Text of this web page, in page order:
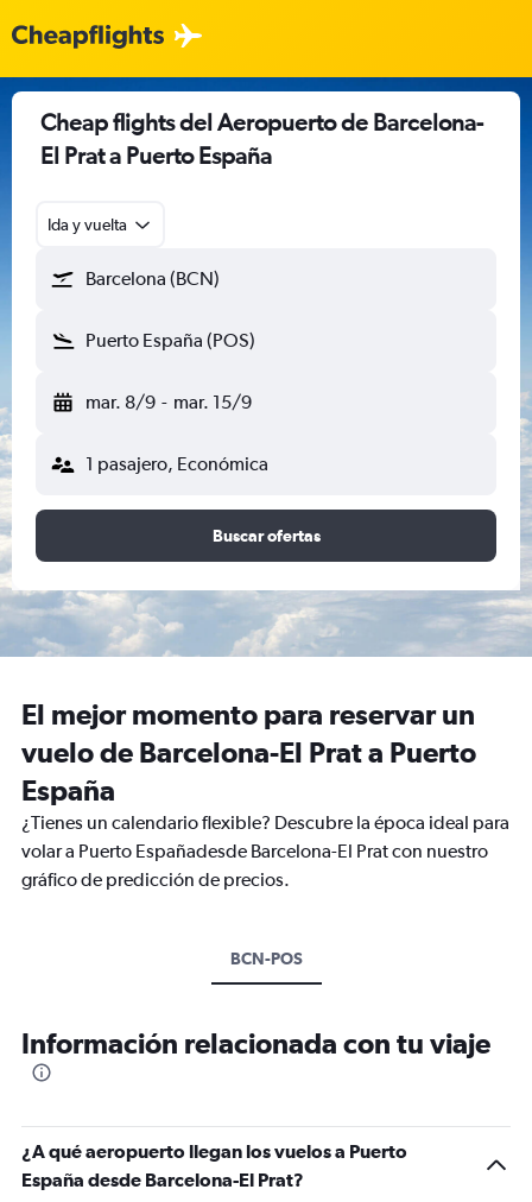
Cheap flights del Aeropuerto de Barcelona-
El Prat a Puerto España
Ida y vuelta
Barcelona (BCN)
Puerto España (POS)
mar. 8/9 - mar. 15/9
1 pasajero, Económica
Buscar ofertas
El mejor momento para reservar un
vuelo de Barcelona-El Prat a Puerto
España
¿Tienes un calendario flexible? Descubre la época ideal para
volar a Puerto Españadesde Barcelona-El Prat con nuestro
gráfico de predicción de precios.
BCN-POS
Información relacionada con tu viaje
¿A qué aeropuerto llegan los vuelos a Puerto
España desde Barcelona-El Prat?